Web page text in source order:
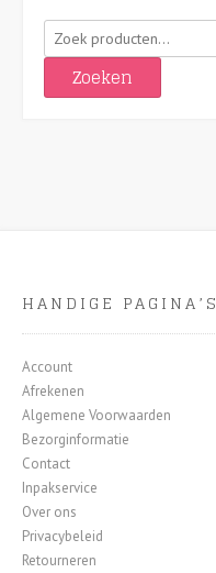
Zoeken
naar:
Zoeken
HANDIGE PAGINA’S
Account
Afrekenen
Algemene Voorwaarden
Bezorginformatie
Contact
Inpakservice
Over ons
Privacybeleid
Retourneren